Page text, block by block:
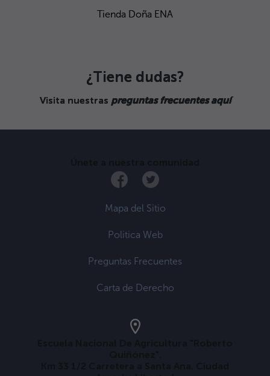
Tienda Doña ENA
¿Tiene dudas?
Visita nuestras preguntas frecuentes aquí
Mapa del Sitio
Politica Web
Preguntas Frecuentes
Carta de Derecho